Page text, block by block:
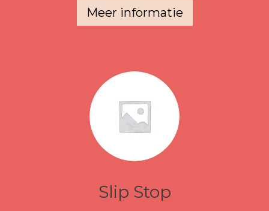
Meer informatie
Slip Stop